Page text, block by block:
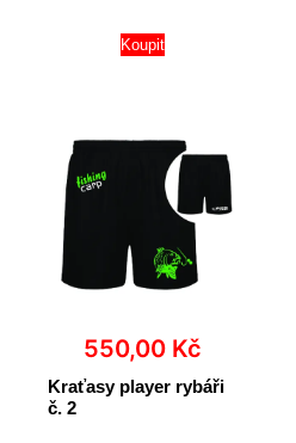
Koupit
550,00 Kč
Kraťasy player rybáři
č. 2